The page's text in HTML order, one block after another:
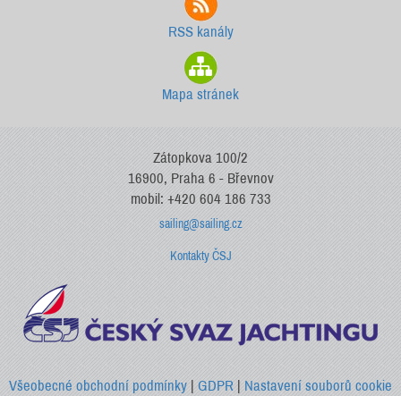
RSS kanály
Mapa stránek
Zátopkova 100/2
16900, Praha 6 - Břevnov
mobil: +420 604 186 733
sailing@sailing.cz
Kontakty ČSJ
Všeobecné obchodní podmínky |GDPR |Nastavení souborů cookie